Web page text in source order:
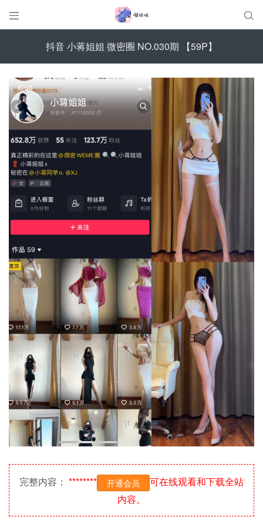
 
抖音 小蒋姐姐 微密圈 NO.030期 【59P】
完整内容： ******** 开通会员
可在线观看和下载全站
内容。